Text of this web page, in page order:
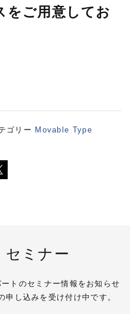
をご用意してお
リー Movable Type
セミナー
トのセミナー情報をお知らせ
申し込みを受け付け中です。